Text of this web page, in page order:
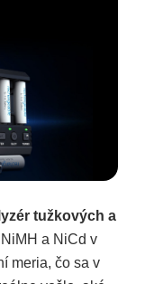
tužkových a
a NiCd v
meria, čo sa v